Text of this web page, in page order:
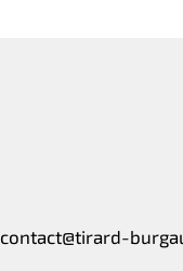
contact@tirard-